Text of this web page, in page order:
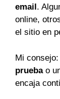
email .
online,
el sitio en
Mi
pruebao
encaja